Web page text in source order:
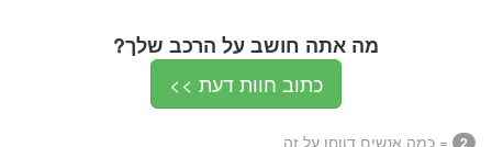
מה אתה חושב על הרכב שלך?
כתוב חוות דעת >>
2 = כמה אנשים דווחו על זה